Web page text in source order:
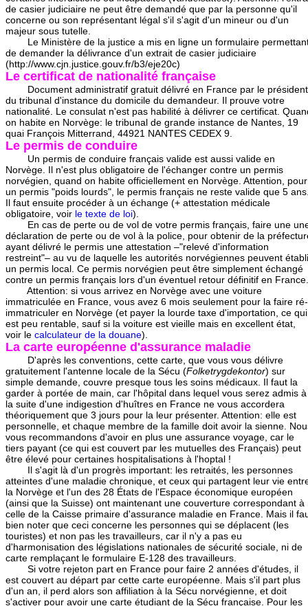
de casier judiciaire ne peut être demandé que par la personne qu'il
concerne ou son représentant légal s'il s'agit d'un mineur ou d'un
majeur sous tutelle.
Le Ministère de la justice a mis en ligne un formulaire
de demander la délivrance d'un extrait de casier judiciaire
(http://www.cjn.justice.gouv.fr/b3/eje20c)
Le certificat de nationalité française
Document administratif gratuit délivré en France par le président
du tribunal d'instance du domicile du demandeur. Il prouve votre
nationalité. Le consulat n'est pas habilité à délivrer ce certificat.
on habite en Norvège: le tribunal de grande instance de Nantes, 19
quai François Mitterrand, 44921 NANTES CEDEX 9.
Le permis de conduire
Un permis de conduire français valide est aussi valide en
Norvège. Il n'est plus obligatoire de l'échanger contre un permis
norvégien, quand on habite officiellement en Norvège. Attention, pour
un permis "poids lourds", le permis français ne reste valide que 5
Il faut ensuite procéder à un échange (+ attestation médicale
obligatoire, voir le texte de loi).
En cas de perte ou de vol de votre permis français, faire une
déclaration de perte ou de vol à la police, pour obtenir de la
ayant délivré le permis une attestation –"relevé d'information
restreint"– au vu de laquelle les autorités norvégiennes peuvent
un permis local. Ce permis norvégien peut être simplement échangé
contre un permis français lors d'un éventuel retour définitif en France.
Attention: si vous arrivez en Norvège avec une voiture
immatriculée en France, vous avez 6 mois seulement pour la faire ré-
immatriculer en Norvège (et payer la lourde taxe d'importation, ce qui
est peu rentable, sauf si la voiture est vieille mais en excellent état,
voir le calculateur de la douane).
La carte européenne d'assurance maladie
D'après les conventions, cette carte, que vous vous délivre
gratuitement l'antenne locale de la Sécu (Folketrygdekontor) sur
simple demande, couvre presque tous les soins médicaux. Il faut la
garder à portée de main, car l'hôpital dans lequel vous serez admis à
la suite d'une indigestion d'huîtres en France ne vous accordera
théoriquement que 3 jours pour la leur présenter. Attention: elle est
personnelle, et chaque membre de la famille doit avoir la sienne.
vous recommandons d'avoir en plus une assurance voyage, car le
tiers payant (ce qui est couvert par les mutuelles des Français) peut
être élevé pour certaines hospitalisations à l'hoptal !
Il s'agit là d'un progrès important: les retraités, les personnes
atteintes d'une maladie chronique, et ceux qui partagent leur vie
la Norvège et l'un des 28 États de l'Espace économique européen
(ainsi que la Suisse) ont maintenant une couverture correspondant à
celle de la Caisse primaire d'assurance maladie en France. Mais il
bien noter que ceci concerne les personnes qui se déplacent (les
touristes) et non pas les travailleurs, car il n'y a pas eu
d'harmonisation des législations nationales de sécurité sociale, ni de
carte remplaçant le formulaire E-128 des travailleurs.
Si votre rejeton part en France pour faire 2 années d'études, il
est couvert au départ par cette carte européenne. Mais s'il part plus
d'un an, il perd alors son affiliation à la Sécu norvégienne, et doit
s'activer pour avoir une carte étudiant de la Sécu française. Pour les